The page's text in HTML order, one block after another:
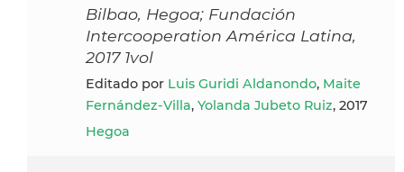
Bilbao, Hegoa; Fundación
Intercooperation América Latina,
2017 1vol
Editado por Luis Guridi Aldanondo, Maite
Fernández-Villa, Yolanda Jubeto Ruiz, 2017
Hegoa